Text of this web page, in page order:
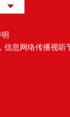
信息网络传播视听